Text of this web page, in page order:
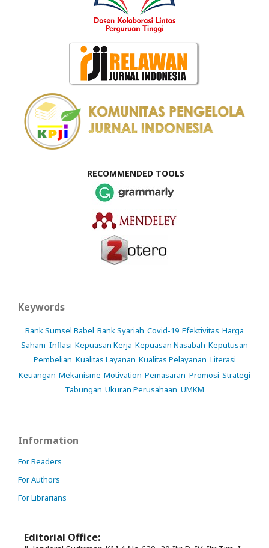
RECOMMENDED TOOLS
Keywords
Bank Sumsel Babel Bank Syariah Covid-19 Efektivitas Harga
Saham Inflasi Kepuasan Kerja Kepuasan Nasabah Keputusan
Pembelian Kualitas Layanan Kualitas Pelayanan Literasi
Keuangan Mekanisme Motivation Pemasaran Promosi Strategi
Tabungan Ukuran Perusahaan UMKM
Information
For Readers
For Authors
For Librarians
Editorial Office: